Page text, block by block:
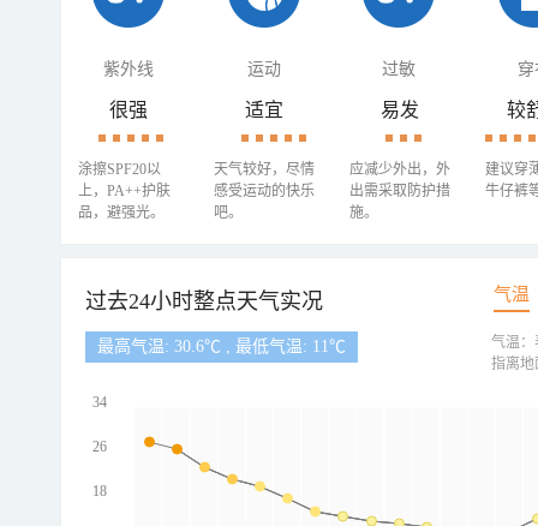
紫外线 运动 过敏 穿
很强
涂擦SPF20以
上，PA++护肤
品，避强光。
适宜
天气较好，尽情
感受运动的快乐
吧。
易发
应减少外出，外
出需采取防护措
施。
较
建议穿
牛仔裤
过去24小时整点天气实况 气温
最高气温: 30.6℃ , 最低气温: 11℃
34
26
18
气温：
指离地